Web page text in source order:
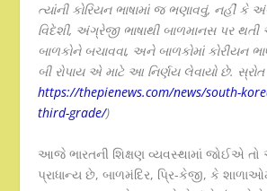
ત્યાંની કોરિયન ભાષામાં જ ભણાવવું, નહીં કે
વિદેશી, અંગ્રેજી ભાષાથી બાળમાનસ પર
બાળકોને બચાવવા, અને બાળકોમાં કોરીયન
બી રોપાય એ માટે આ નિર્ણય લેવાયો છે. સ્રોત
https://thepienews.com/news/south-
third-grade/)
આજે ભારતની શિક્ષણ વ્યવસ્થામાં જોઈએ
પ્રાધાન્ય છે, બાળમંદિર, પ્રિ-કેજી, કે